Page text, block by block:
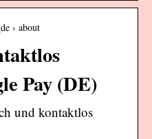
› about
Pay (DE)
und kontaktlos